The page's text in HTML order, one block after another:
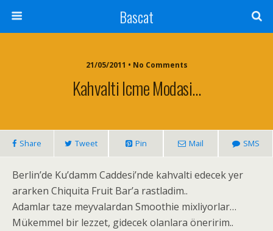
Bascat
21/05/2011 • No Comments
Kahvalti Icme Modasi…
Share Tweet Pin Mail SMS
Berlin’de Ku’damm Caddesi’nde kahvalti edecek yer
ararken Chiquita Fruit Bar’a rastladim..
Adamlar taze meyvalardan Smoothie mixliyorlar…
Mükemmel bir lezzet, gidecek olanlara öneririm..